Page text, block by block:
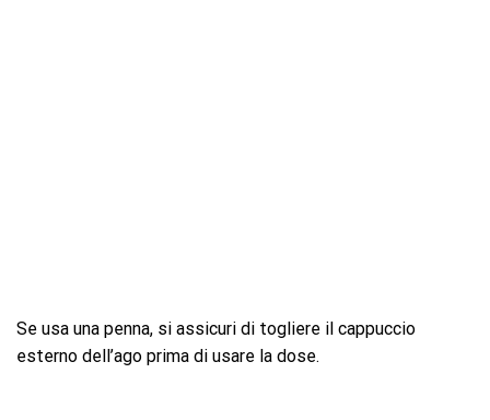
Se usa una penna, si assicuri di togliere il cappuccio
esterno dell’ago prima di usare la dose.